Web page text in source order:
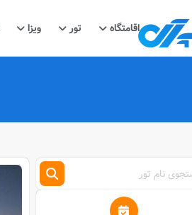
اقامتگاه تور ویزا